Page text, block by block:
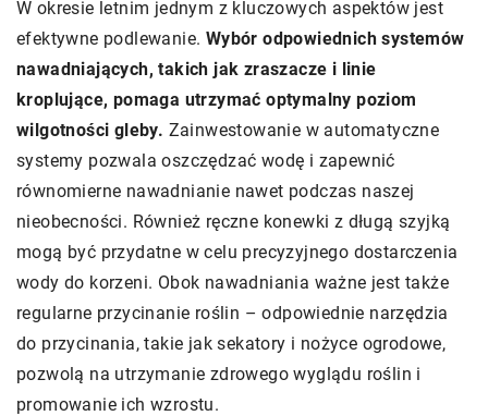
W okresie letnim jednym z kluczowych aspektów jest
efektywne podlewanie. Wybór odpowiednich systemów
nawadniających, takich jak zraszacze i linie
kroplujące, pomaga utrzymać optymalny poziom
wilgotności gleby. Zainwestowanie w automatyczne
systemy pozwala oszczędzać wodę i zapewnić
równomierne nawadnianie nawet podczas naszej
nieobecności. Również ręczne konewki z długą szyjką
mogą być przydatne w celu precyzyjnego dostarczenia
wody do korzeni. Obok nawadniania ważne jest także
regularne przycinanie roślin – odpowiednie narzędzia
do przycinania, takie jak sekatory i nożyce ogrodowe,
pozwolą na utrzymanie zdrowego wyglądu roślin i
promowanie ich wzrostu.